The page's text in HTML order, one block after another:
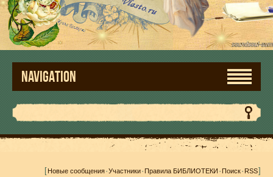
NAVIGATION
[Новые сообщения·Участники·Правила БИБЛИОТЕКИ·Поиск·RSS]